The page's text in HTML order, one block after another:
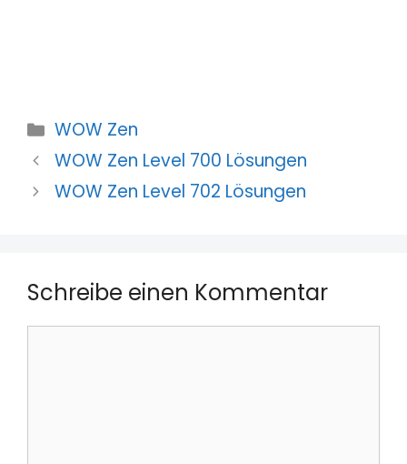
Kategorien
WOW Zen
WOW Zen Level 700 Lösungen
WOW Zen Level 702 Lösungen
Schreibe einen Kommentar